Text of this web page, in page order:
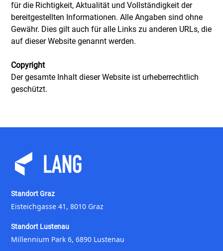
für die Richtigkeit, Aktualität und Vollständigkeit der
bereitgestellten Informationen. Alle Angaben sind ohne
Gewähr. Dies gilt auch für alle Links zu anderen URLs, die
auf dieser Website genannt werden.
Copyright
Der gesamte Inhalt dieser Website ist urheberrechtlich
geschützt.
Standort Graz
Eisteichgasse 41, 8010 Graz
Standort Lustenau
Millennium Park 6, 6890 Lustenau